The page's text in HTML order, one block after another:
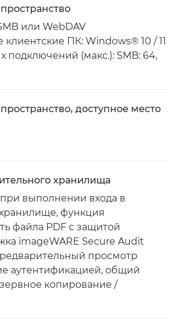
или WebDAV
ПК: Windows® 10 / 11
подключений (макс.): SMB: 64,
доступное место
хранилища
выполнении входа в
функция
файла PDF с защитой
imageWARE Secure Audit
просмотр
аутентификацией, общий
копирование /